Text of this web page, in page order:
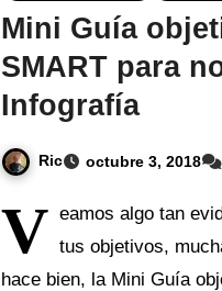
Mini Guía
SMART para
Infografía
Ric octubre 3, 2018
V eamos algo tan
tus objetivos,
hace bien, la Mini Guía